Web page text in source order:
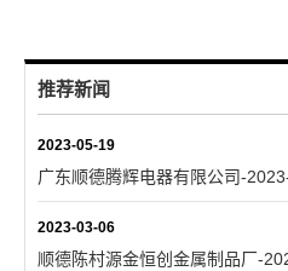
推荐新闻
2023-05-19
广东顺德腾辉电器有限公司-
2023-03-06
顺德陈村源金恒创金属制品厂-